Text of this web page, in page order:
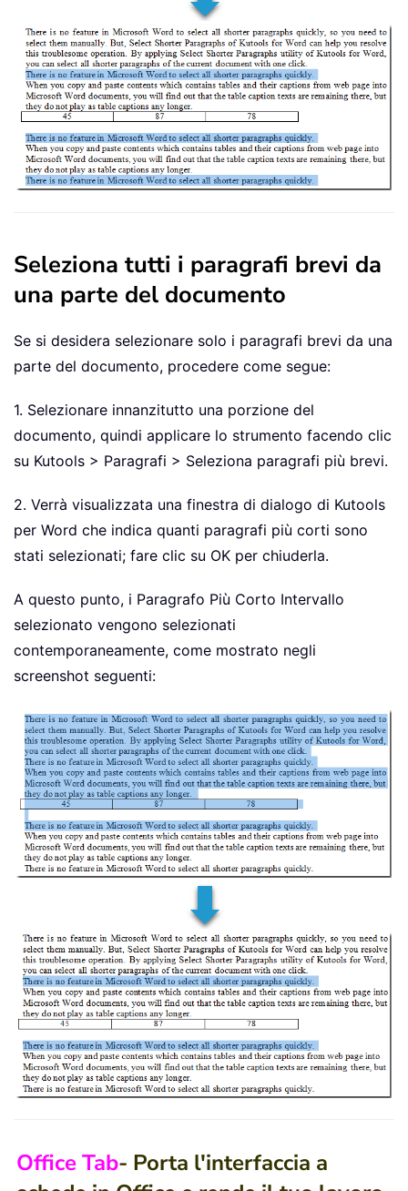
Seleziona tutti i paragrafi brevi da
una parte del documento
Se si desidera selezionare solo i paragrafi brevi da una
parte del documento, procedere come segue:
1. Selezionare innanzitutto una porzione del
documento, quindi applicare lo strumento facendo clic
su Kutools > Paragrafi > Seleziona paragrafi più brevi.
2. Verrà visualizzata una finestra di dialogo di Kutools
per Word che indica quanti paragrafi più corti sono
stati selezionati; fare clic su OK per chiuderla.
A questo punto, i Paragrafo Più Corto Intervallo
selezionato vengono selezionati
contemporaneamente, come mostrato negli
screenshot seguenti:
Office Tab- Porta l'interfaccia a